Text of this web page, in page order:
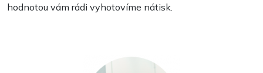
hodnotou vám rádi vyhotovíme nátisk.